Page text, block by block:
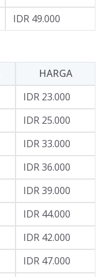
IDR 49.000
HARGA
IDR 23.000
IDR 25.000
IDR 33.000
IDR 36.000
IDR 39.000
IDR 44.000
IDR 42.000
IDR 47.000